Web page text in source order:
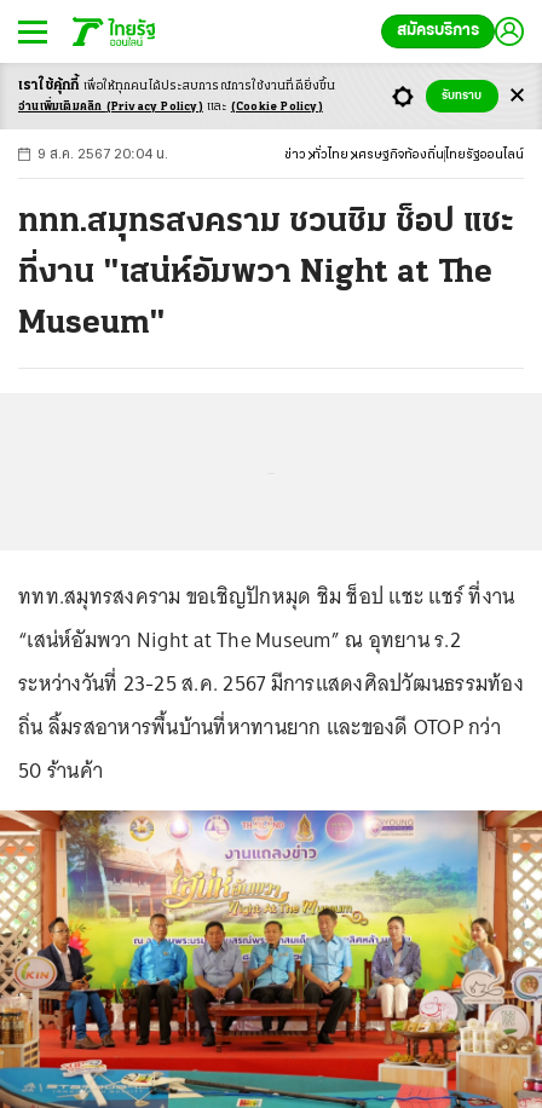
สมัครบริการ
-ก ก ก+
9 ส.ค. 2567 20:04 น. ข่าว ทั่วไทย เศรษฐกิจท้องถิ่น ไทยรัฐออนไลน์
ททท.สมุทรสงคราม ชวนชิม ช็อป แชะ
ที่งาน "เสน่ห์อัมพวา Night at The
Museum"
ททท.สมุทรสงคราม ขอเชิญปักหมุด ชิม ช็อป แชะ แชร์ ที่งาน
“เสน่ห์อัมพวา Night at The Museum” ณ อุทยาน ร.2
ระหว่างวันที่ 23-25 ส.ค. 2567 มีการแสดงศิลปวัฒนธรรมท้อง
ถิ่น ลิ้มรสอาหารพื้นบ้านที่หาทานยาก และของดี OTOP กว่า
50 ร้านค้า
เราใช้คุ้กกี้ เพื่อให้ทุกคนได้ประสบการณ์การใช้งานที่ดียิ่งขึ้น
อ่านเพิ่มเติมคลิก (Privacy Policy) และ (Cookie Policy)
รับทราบ